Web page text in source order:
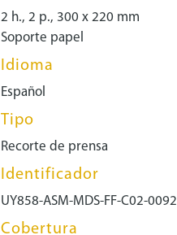
2 h., 2 p., 300 x 220 mm
Soporte papel
Idioma
Español
Tipo
Recorte de prensa
Identificador
UY858-ASM-MDS-FF-C02-0092
Cobertura